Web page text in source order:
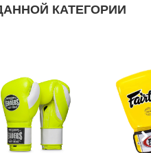
КАТЕГОРИИ